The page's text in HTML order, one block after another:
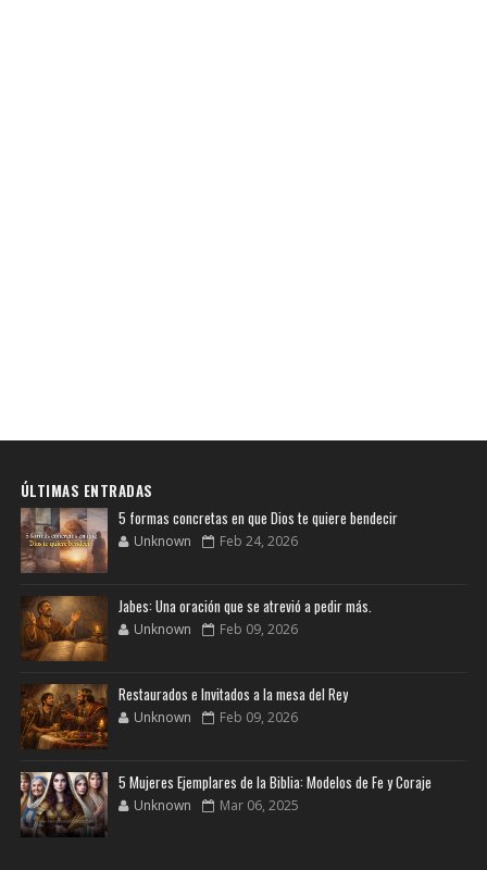
ÚLTIMAS ENTRADAS
5 formas concretas en que Dios te quiere bendecir
Unknown Feb 24, 2026
Jabes: Una oración que se atrevió a pedir más.
Unknown Feb 09, 2026
Restaurados e Invitados a la mesa del Rey
Unknown Feb 09, 2026
5 Mujeres Ejemplares de la Biblia: Modelos de Fe y Coraje
Unknown Mar 06, 2025